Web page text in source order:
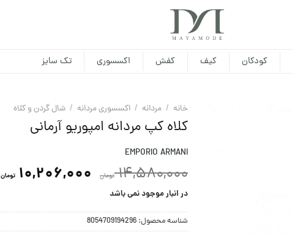
کودکان کیف کفش اکسسوری تک سایز
خانه / مردانه / اکسسوری مردانه / شال گردن و کلاه
کلاه کپ مردانه امپوریو آرمانی
EMPORIO ARMANI
14,580,000 تومان 10,206,000 تومان
در انبار موجود نمی باشد
شناسه محصول: 8054709194296